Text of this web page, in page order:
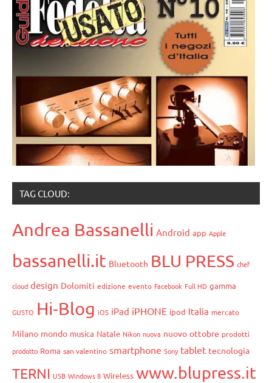
TAG CLOUD:
Andrea Bassanelli Android app Apple
bassanelli.it Bluetooth BLU PRESS chef
cloud design Dolomiti edizione evento Facebook Full HD gamma
GUSTO Hi-Blog iOS iPad iPHONE ipod Italia mercato
Milano mondo musica Natale Nikon nuova nuovo ottobre prodotti
prodotto Roma san valentino smartphone Sony tablet tecnologia
TERNI USB Windows 8 Wireless www.blupress.it